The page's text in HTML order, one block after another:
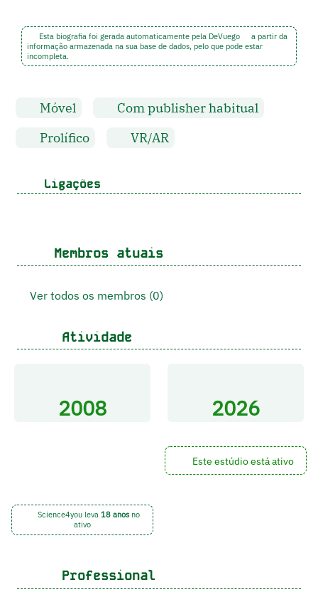
Esta biografia foi gerada automaticamente pela DeVuego
a partir da
informação armazenada na sua base de dados, pelo que pode estar
incompleta.
Móvel
Com publisher habitual
Prolífico
VR/AR
Ligações
Membros atuais
Ver todos os membros (0)
Atividade
2008 2026
Este estúdio está ativo
Science4you leva 18 anosno
ativo
Professional